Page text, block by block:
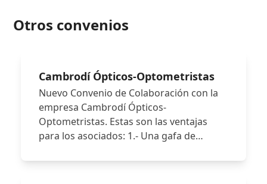
Otros convenios
Cambrodí Ópticos-Optometristas
Nuevo Convenio de Colaboración con la
empresa Cambrodí Ópticos-
Optometristas. Estas son las ventajas
para los asociados: 1.- Una gafa de…